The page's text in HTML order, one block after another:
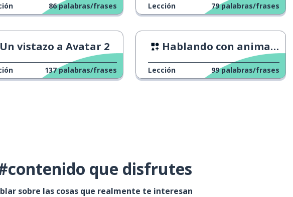
86 palabras/frases Lección 79 palabras/frases
Un vistazo a Avatar 2
137 palabras/frases
Hablando con animales
Lección 99 palabras/frases
que disfrutes
sobre las cosas que realmente te interesan